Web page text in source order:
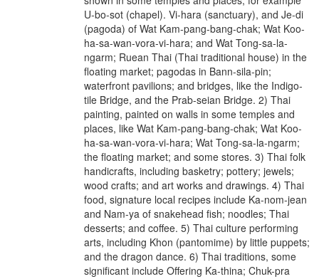
U-bo-sot (chapel). Vi-hara (sanctuary), and Je-di
(pagoda) of Wat Kam-pang-bang-chak; Wat Koo-
ha-sa-wan-vora-vi-hara; and Wat Tong-sa-la-
ngarm; Ruean Thai (Thai traditional house) in the
floating market; pagodas in Bann-sila-pin;
waterfront pavilions; and bridges, like the Indigo-
tile Bridge, and the Prab-seian Bridge. 2) Thai
painting, painted on walls in some temples and
places, like Wat Kam-pang-bang-chak; Wat Koo-
ha-sa-wan-vora-vi-hara; Wat Tong-sa-la-ngarm;
the floating market; and some stores. 3) Thai folk
handicrafts, including basketry; pottery; jewels;
wood crafts; and art works and drawings. 4) Thai
food, signature local recipes include Ka-nom-jean
and Nam-ya of snakehead fish; noodles; Thai
desserts; and coffee. 5) Thai culture performing
arts, including Khon (pantomime) by little puppets;
and the dragon dance. 6) Thai traditions, some
significant include Offering Ka-thina; Chuk-pra